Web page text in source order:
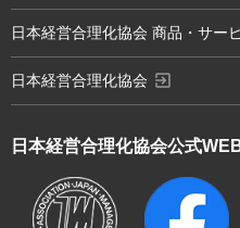
日本経営合理化協会公式
日本経営合理化協会 商品・サー
日本経営合理化協会 exit_to_app